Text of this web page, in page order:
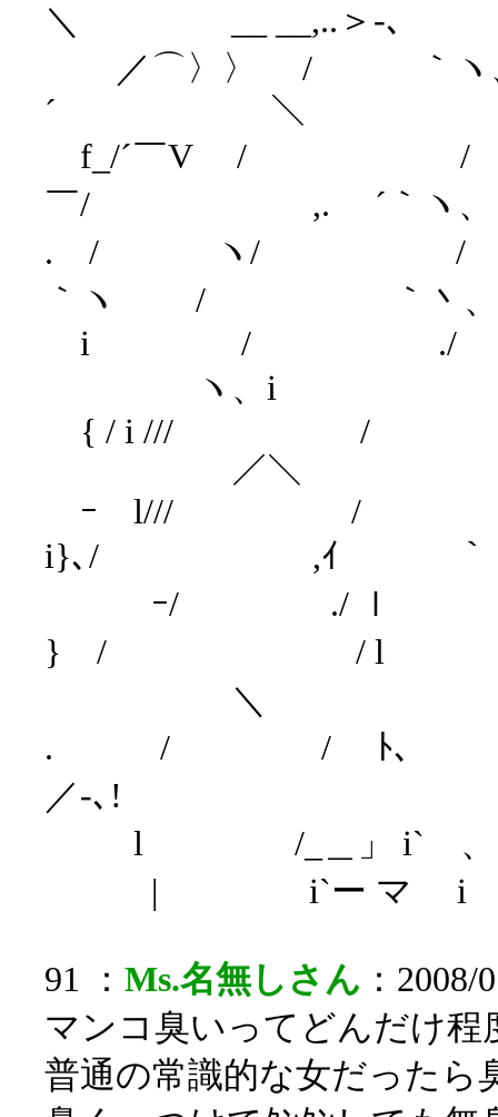
＼ __ __,..＞-､
／⌒〉〉 / ｀ヽ
´ ＼
f_/´￣V / / ',⌒
￣/ ,. ´｀ヽ、
. / ヽ/ / ',
｀ヽ / ｀丶、
i / ./
ヽ、i
{ / i /// /
／＼
ｰ l/// /
i}､/ ,ｲ
ｰ/ ./
} / / l ｀
＼
. / / ﾄ
／-､!
l /_＿」 i` 、＿__ ,
| i`ー マ i l
91 ： Ms.名無しさん ：
マンコ臭いってどんだけ程
普通の常識的な女だったら